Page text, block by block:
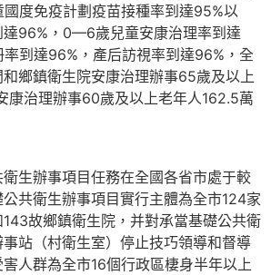
度免疫計劃疫苗接種率到達95%以
達96%，0—6歲兒童安康治理率到達
到達96%，產后訪視率到達96%，全
鄉鎮衛生院安康治理辦事65歲及以上
康治理辦事60歲及以上老年人162.5萬
辦事項目任務在全國各省市處于較
共衛生辦事項目實行主體為全市124家
故鄉鎮衛生院，并對承當基礎公共衛
站（村衛生室）停止技巧領導和督導
人群為全市16個行政區棲身半年以上